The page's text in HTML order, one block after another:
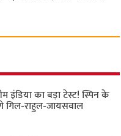
इंडिया का बड़ा टेस्ट! स्पिन के
राहुल-जायसवाल